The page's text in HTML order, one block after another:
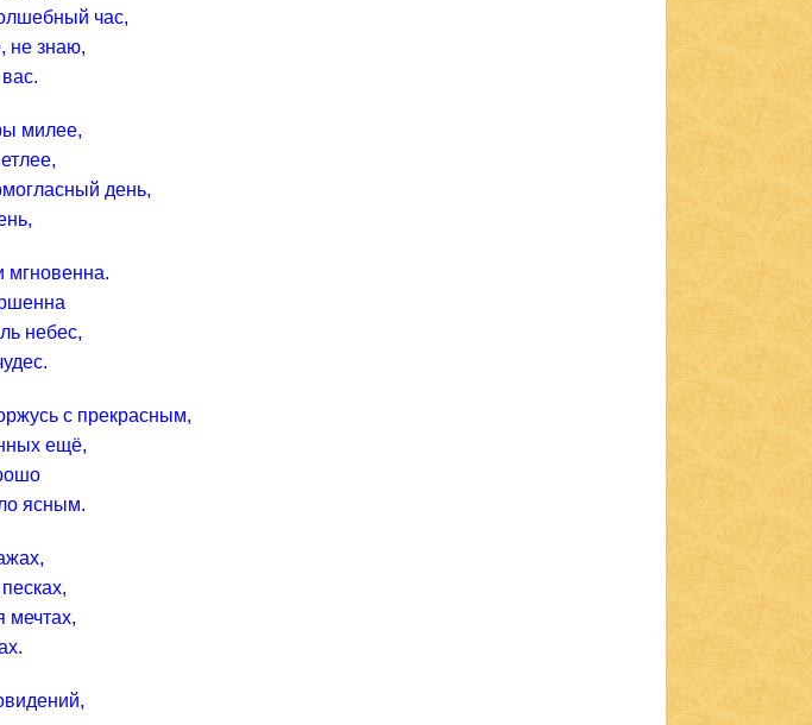
час,
не знаю,
милее,
день,
мгновенна.
небес,
с прекрасным,
ещё,
ясным.
мечтах,